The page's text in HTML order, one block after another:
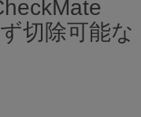
切除可能な